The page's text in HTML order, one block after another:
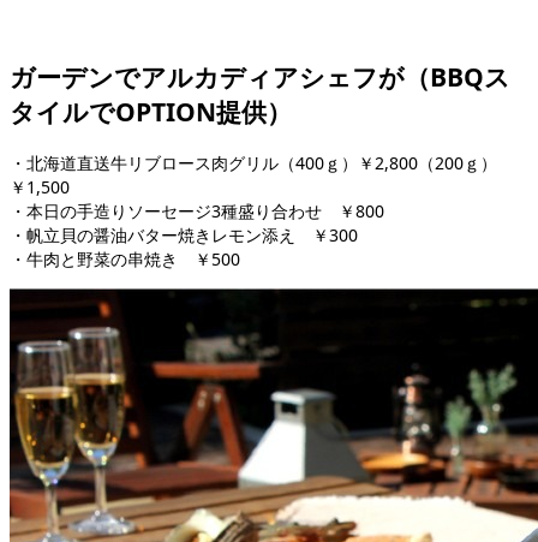
ガーデンでアルカディアシェフが（BBQス
タイルでOPTION提供）
・北海道直送牛リブロース肉グリル（400ｇ）￥2,800（200ｇ）
￥1,500
・本日の手造りソーセージ3種盛り合わせ ￥800
・帆立貝の醤油バター焼きレモン添え ￥300
・牛肉と野菜の串焼き ￥500